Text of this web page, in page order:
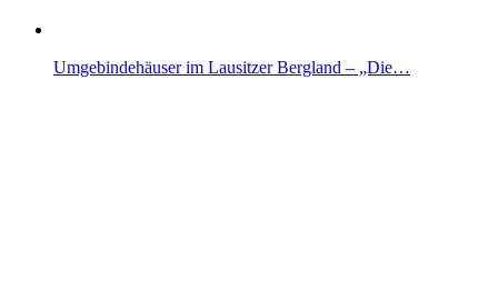
Umgebindehäuser im Lausitzer Bergland – „Die…